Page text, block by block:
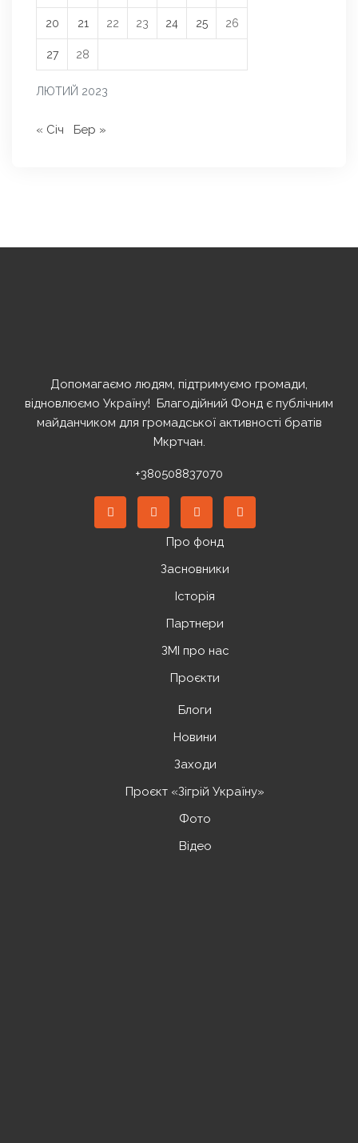
ЛЮТИЙ 2023
20 21 22 23 24 25 26
27 28
« Січ Бер »
Допомагаємо людям, підтримуємо громади,
відновлюємо Україну! ️ Благодійний Фонд є публічним
майданчиком для громадської активності братів
Мкртчан.
+380508837070
Про фонд
Засновники
Історія
Партнери
ЗМІ про нас
Проєкти
Блоги
Новини
Заходи
Проєкт «Зігрій Україну»
Фото
Відео